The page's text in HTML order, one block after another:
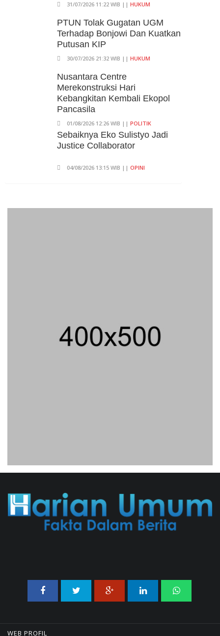
04/08/2026 17:11 WIB || HUKUM
Sebaiknya Eko Sulistyo Jadi
Justice Collaborator
31/07/2026 11:22 WIB || HUKUM
PTUN Tolak Gugatan UGM
Terhadap Bonjowi Dan Kuatkan
Putusan KIP
30/07/2026 21:32 WIB || HUKUM
Nusantara Centre
Merekonstruksi Hari
Kebangkitan Kembali Ekopol
Pancasila
01/08/2026 12:26 WIB || POLITIK
Sebaiknya Eko Sulistyo Jadi
Justice Collaborator
04/08/2026 13:15 WIB || OPINI
Pengusaha Mikro
02/08/2026 14:42 WIB || KESEHATAN
Tewas
02/08/2026 07:32 WIB || INTERNASIONAL
WEB PROFIL